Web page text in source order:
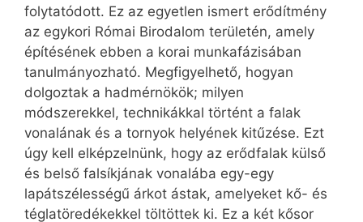
folytatódott. Ez az egyetlen ismert erődítmény
az egykori Római Birodalom területén, amely
építésének ebben a korai munkafázisában
tanulmányozható. Megfigyelhető, hogyan
dolgoztak a hadmérnökök; milyen
módszerekkel, technikákkal történt a falak
vonalának és a tornyok helyének kitűzése. Ezt
úgy kell elképzelnünk, hogy az erődfalak külső
és belső falsíkjának vonalába egy-egy
lapátszélességű árkot ástak, amelyeket kő- és
téglatöredékekkel töltöttek ki. Ez a két kősor